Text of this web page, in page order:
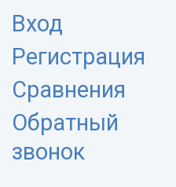
Вход
Регистрация
Сравнения
Обратный
звонок